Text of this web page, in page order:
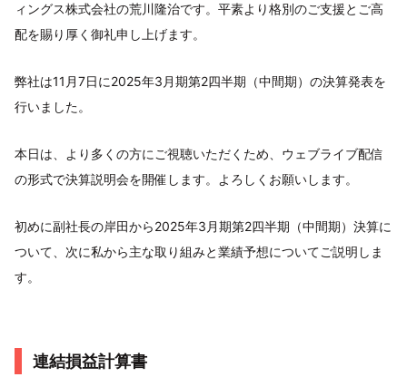
ィングス株式会社の荒川隆治です。平素より格別のご支援とご高
配を賜り厚く御礼申し上げます。
弊社は11月7日に2025年3月期第2四半期（中間期）の決算発表を
行いました。
本日は、より多くの方にご視聴いただくため、ウェブライブ配信
の形式で決算説明会を開催します。よろしくお願いします。
初めに副社長の岸田から2025年3月期第2四半期（中間期）決算に
ついて、次に私から主な取り組みと業績予想についてご説明しま
す。
連結損益計算書